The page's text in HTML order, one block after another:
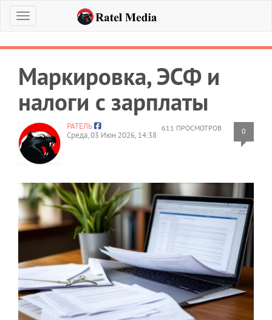
Меню
Маркировка, ЭСФ и
налоги с зарплаты
611 ПРОСМОТРОВ 0
РАТЕЛЬ
Среда, 03 Июн 2026, 14:38